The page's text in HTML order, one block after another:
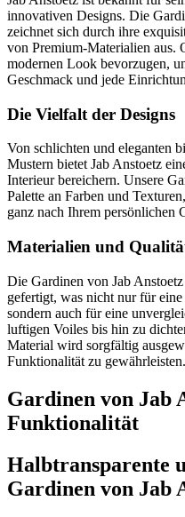
innovativen Designs. Die
zeichnet sich durch ihre
von Premium-Materialien aus.
modernen Look bevorzugen,
Geschmack und jede
Die Vielfalt der Designs
Von schlichten und eleganten
Mustern bietet Jab Anstoetz
Interieur bereichern. Unsere
Palette an Farben und
ganz nach Ihrem persönlichen
Materialien und
Die Gardinen von Jab
gefertigt, was nicht nur für
sondern auch für eine
luftigen Voiles bis hin zu
Material wird sorgfältig
Funktionalität zu gewährleisten.
Gardinen von Jab
Funktionalität
Halbtransparente
Gardinen von Jab